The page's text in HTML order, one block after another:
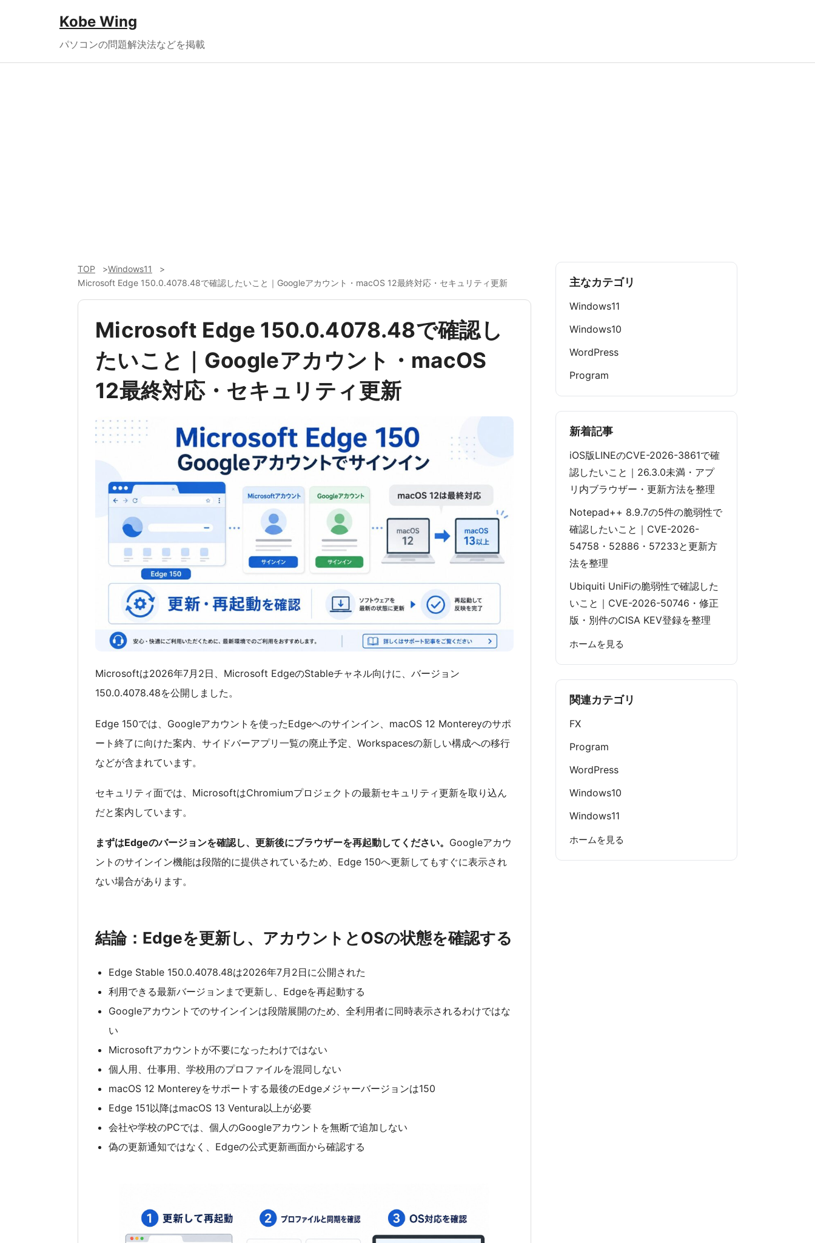
Kobe Wing
パソコンの問題解決法などを掲載
TOP
Windows11
Microsoft Edge 150.0.4078.48で確認したいこと｜Googleアカウント・macOS 12最終対応・セキュリティ更新
Microsoft Edge 150.0.4078.48で確認し
たいこと｜Googleアカウント・macOS
12最終対応・セキュリティ更新
Microsoftは2026年7月2日、Microsoft EdgeのStableチャネル向けに、バージョン
150.0.4078.48を公開しました。
Edge 150では、Googleアカウントを使ったEdgeへのサインイン、macOS 12 Montereyのサポ
ート終了に向けた案内、サイドバーアプリ一覧の廃止予定、Workspacesの新しい構成への移行
などが含まれています。
セキュリティ面では、MicrosoftはChromiumプロジェクトの最新セキュリティ更新を取り込ん
だと案内しています。
まずはEdgeのバージョンを確認し、更新後にブラウザーを再起動してください。 Googleアカウ
ントのサインイン機能は段階的に提供されているため、Edge 150へ更新してもすぐに表示され
ない場合があります。
結論：Edgeを更新し、アカウントとOSの状態を確認する
Edge Stable 150.0.4078.48は2026年7月2日に公開された
利用できる最新バージョンまで更新し、Edgeを再起動する
Googleアカウントでのサインインは段階展開のため、全利用者に同時表示されるわけではな
い
Microsoftアカウントが不要になったわけではない
個人用、仕事用、学校用のプロファイルを混同しない
macOS 12 Montereyをサポートする最後のEdgeメジャーバージョンは150
Edge 151以降はmacOS 13 Ventura以上が必要
会社や学校のPCでは、個人のGoogleアカウントを無断で追加しない
偽の更新通知ではなく、Edgeの公式更新画面から確認する
主なカテゴリ
Windows11
Windows10
WordPress
Program
新着記事
iOS版LINEのCVE-2026-3861で確
認したいこと｜26.3.0未満・アプ
リ内ブラウザー・更新方法を整理
Notepad++ 8.9.7の5件の脆弱性で
確認したいこと｜CVE-2026-
54758・52886・57233と更新方
法を整理
Ubiquiti UniFiの脆弱性で確認した
いこと｜CVE-2026-50746・修正
版・別件のCISA KEV登録を整理
ホームを見る
関連カテゴリ
FX
Program
WordPress
Windows10
Windows11
ホームを見る